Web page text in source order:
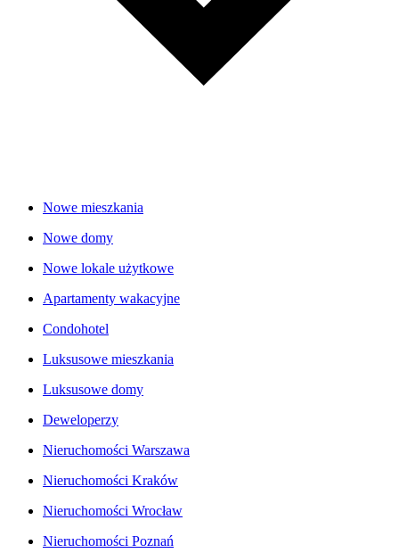
Nowe mieszkania
Nowe domy
Nowe lokale użytkowe
Apartamenty wakacyjne
Condohotel
Luksusowe mieszkania
Luksusowe domy
Deweloperzy
Nieruchomości Warszawa
Nieruchomości Kraków
Nieruchomości Wrocław
Nieruchomości Poznań